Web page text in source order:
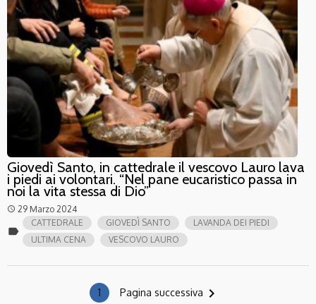
Giovedì Santo, in cattedrale il vescovo Lauro lava
i piedi ai volontari. “Nel pane eucaristico passa in
noi la vita stessa di Dio”
access_time 29 Marzo 2024
label
CATTEDRALE GIOVEDÌ SANTO
LAVANDA DEI PIEDI
ULTIMA CENA
VESCOVO LAURO
1 Pagina successiva navigate_next